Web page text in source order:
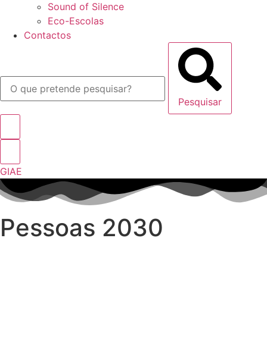
Sound of Silence
Eco-Escolas
Contactos
Pesquisar
GIAE
Pessoas 2030